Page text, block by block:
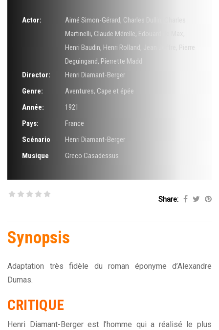
Actor: Aimé Simon-Gérard, Charles Dullin
Martinelli, Claude Mérelle, Edouard de Max
Henri Baudin, Henri Rolland, Jean Joffre
Pierre
Deguingand, Pierrette Madd
Director:
Henri Diamant-Berger
Genre:
Aventures, Cape et épée
Année:
1921
Pays:
France
Scénario
Henri Diamant-Berger
Musique
Greco Casadessus
Share:
Synopsis
Adaptation très fidèle du roman éponyme d’Alexandre
Dumas.
CRITIQUE
Henri Diamant-Berger est l’homme qui a réalisé le plus